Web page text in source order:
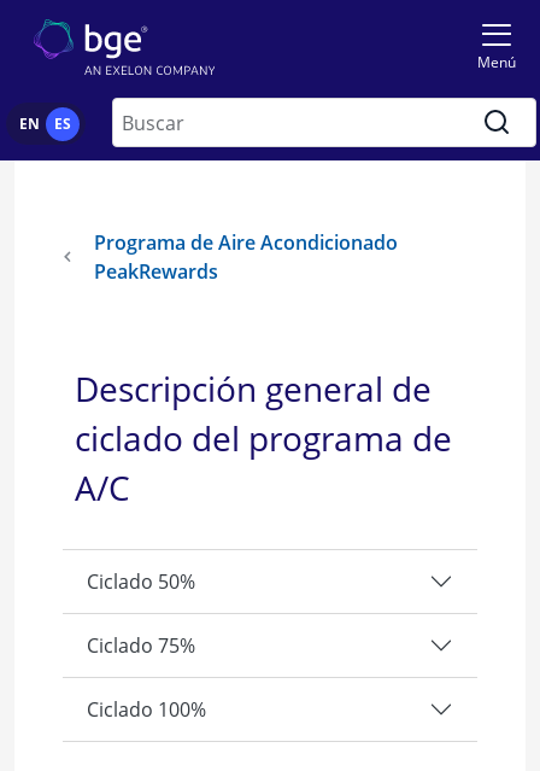
Skip to main content
EN ES
Menú
Buscar
Programa de Aire Acondicionado
PeakRewards
Descripción general de
ciclado del programa de
A/C
Ciclado 50%
Ciclado 75%
Ciclado 100%